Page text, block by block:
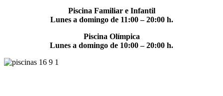
Piscina Familiar e Infantil
Lunes a domingo de 11:00 – 20:00 h.
Piscina Olímpica
Lunes a domingo de 10:00 – 20:00 h.